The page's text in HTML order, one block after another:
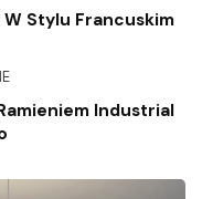
Stylu Francuskim
Industrial